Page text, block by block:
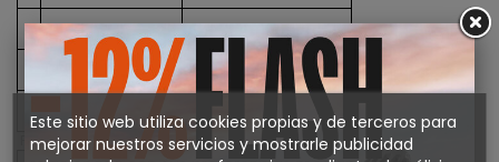
Manetas cambio Sram SX Eagle 12s
Sram SX Eagle 12s 32t
Frenos
Este sitio web utiliza cookies propias y de terceros para
mejorar nuestros servicios y mostrarle publicidad